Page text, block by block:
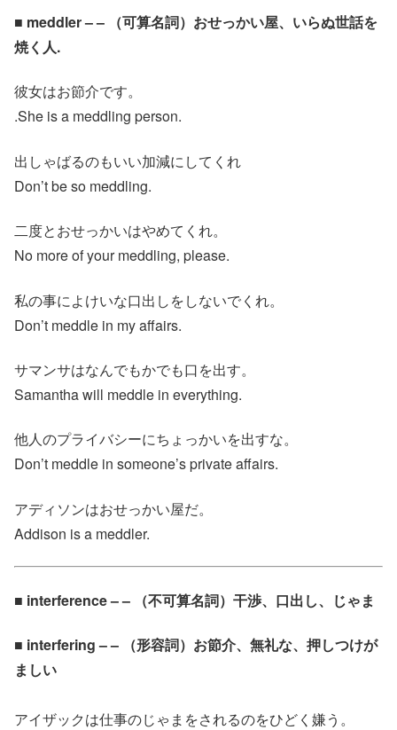
■ meddler – – （可算名詞）おせっかい屋、いらぬ世話を
焼く人.
彼女はお節介です。
.She is a meddling person.
出しゃばるのもいい加減にしてくれ
Don’t be so meddling.
二度とおせっかいはやめてくれ。
No more of your meddling, please.
私の事によけいな口出しをしないでくれ。
Don’t meddle in my affairs.
サマンサはなんでもかでも口を出す。
Samantha will meddle in everything.
他人のプライバシーにちょっかいを出すな。
Don’t meddle in someone’s private affairs.
アディソンはおせっかい屋だ。
Addison is a meddler.
■ interference – – （不可算名詞）干渉、口出し、じゃま
■ interfering – – （形容詞）お節介、無礼な、押しつけが
ましい
アイザックは仕事のじゃまをされるのをひどく嫌う。